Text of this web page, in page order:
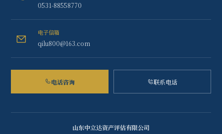
0531-88558770
电子信箱
qilu800@163.com
电话咨询 联系电话
山东中立达资产评估有限公司